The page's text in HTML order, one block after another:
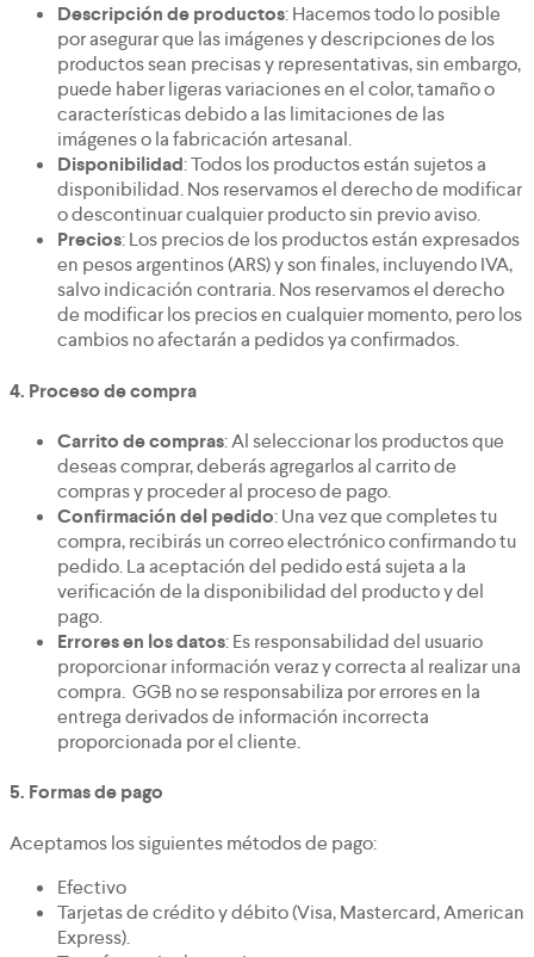
Descripción de productos: Hacemos todo lo posible
por asegurar que las imágenes y descripciones de los
productos sean precisas y representativas, sin embargo,
puede haber ligeras variaciones en el color, tamaño o
características debido a las limitaciones de las
imágenes o la fabricación artesanal.
Disponibilidad: Todos los productos están sujetos a
disponibilidad. Nos reservamos el derecho de modificar
o descontinuar cualquier producto sin previo aviso.
Precios: Los precios de los productos están expresados
en pesos argentinos (ARS) y son finales, incluyendo IVA,
salvo indicación contraria. Nos reservamos el derecho
de modificar los precios en cualquier momento, pero los
cambios no afectarán a pedidos ya confirmados.
4. Proceso de compra
Carrito de compras: Al seleccionar los productos que
deseas comprar, deberás agregarlos al carrito de
compras y proceder al proceso de pago.
Confirmación del pedido: Una vez que completes tu
compra, recibirás un correo electrónico confirmando tu
pedido. La aceptación del pedido está sujeta a la
verificación de la disponibilidad del producto y del
pago.
Errores en los datos: Es responsabilidad del usuario
proporcionar información veraz y correcta al realizar una
compra. GGB no se responsabiliza por errores en la
entrega derivados de información incorrecta
proporcionada por el cliente.
5. Formas de pago
Aceptamos los siguientes métodos de pago:
Efectivo
Tarjetas de crédito y débito (Visa, Mastercard, American
Express).